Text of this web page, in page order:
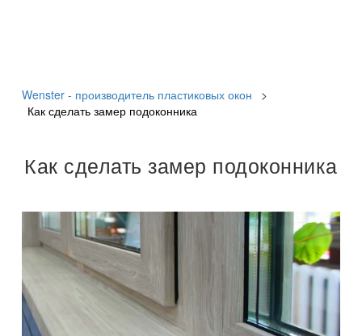
Wenster - производитель пластиковых окон
>
Как сделать замер подоконника
Как сделать замер подоконника